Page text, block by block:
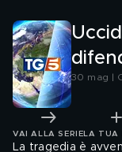
30 mag |
VAI ALLA SERIE LA TUA
La tragedia è